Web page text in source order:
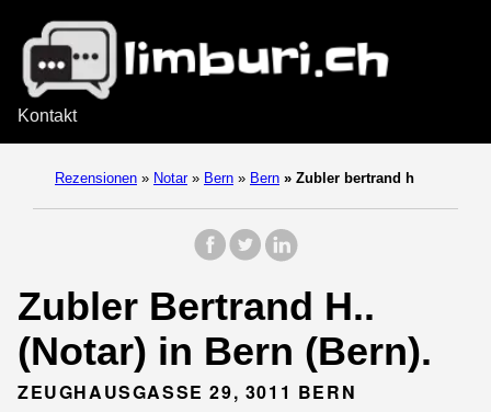
Kontakt
Rezensionen » Notar » Bern » Bern » Zubler bertrand h
Zubler Bertrand H..
(Notar) in Bern (Bern).
ZEUGHAUSGASSE 29, 3011 BERN